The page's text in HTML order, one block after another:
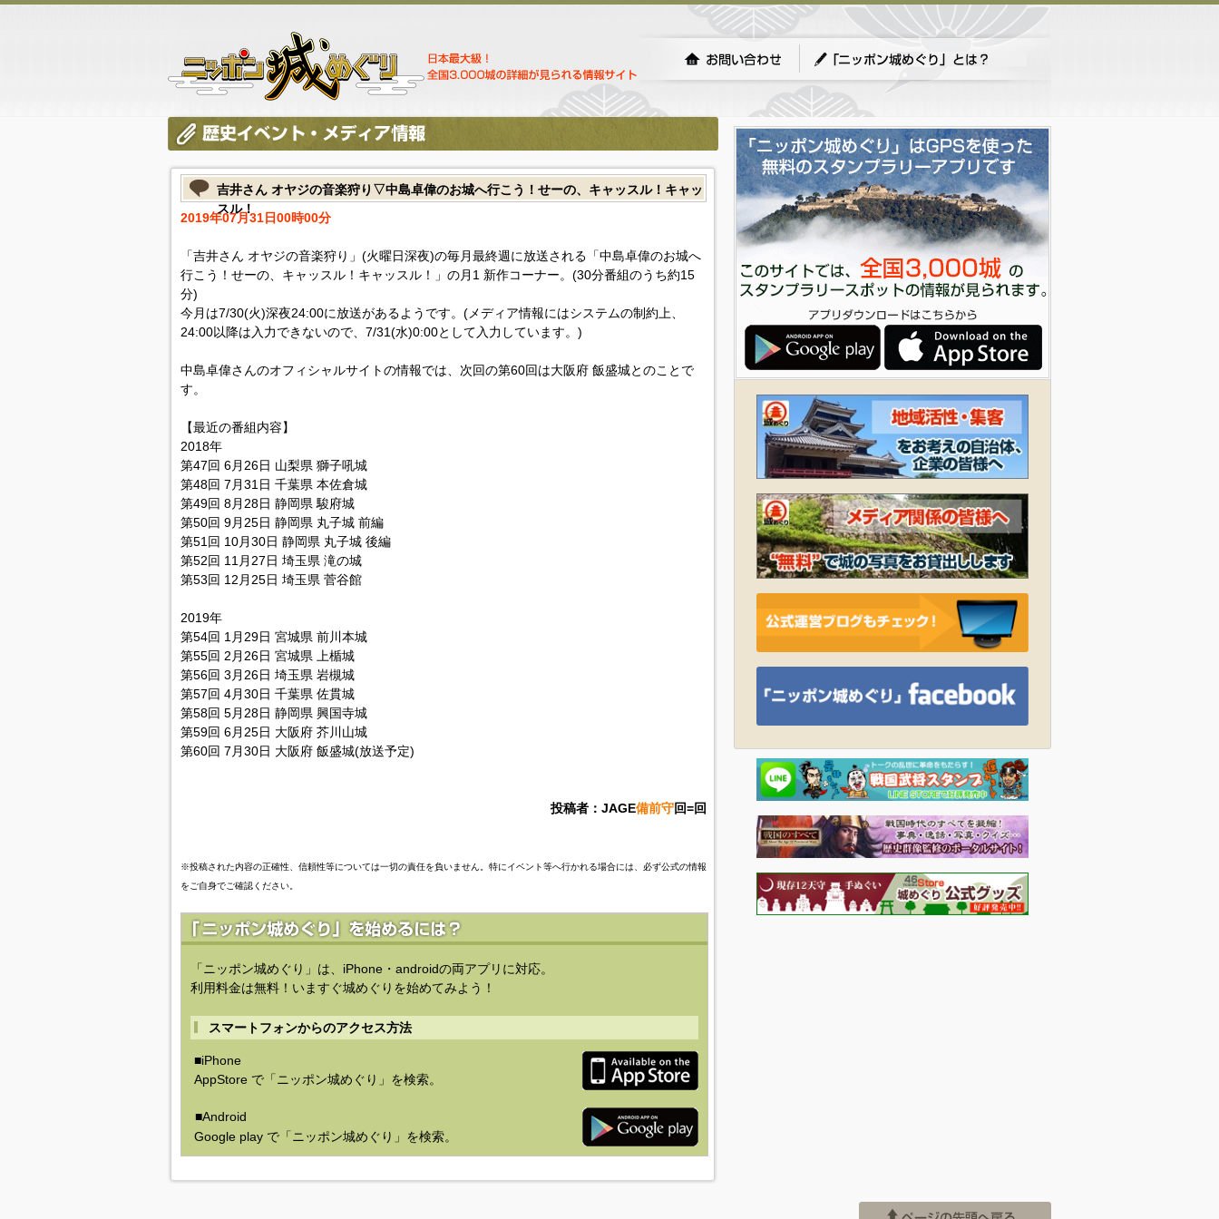
吉井さん オヤジの音楽狩り▽中島卓偉のお城へ行こう！せーの、キャッスル！キャッ
スル！
2019年07月31日00時00分
「吉井さん オヤジの音楽狩り」(火曜日深夜)の毎月最終週に放送される「中島卓偉のお城へ
行こう！せーの、キャッスル！キャッスル！」の月1 新作コーナー。(30分番組のうち約15
分)
今月は7/30(火)深夜24:00に放送があるようです。(メディア情報にはシステムの制約上、
24:00以降は入力できないので、7/31(水)0:00として入力しています。)
中島卓偉さんのオフィシャルサイトの情報では、次回の第60回は大阪府 飯盛城とのことで
す。
【最近の番組内容】
2018年
第47回 6月26日 山梨県 獅子吼城
第48回 7月31日 千葉県 本佐倉城
第49回 8月28日 静岡県 駿府城
第50回 9月25日 静岡県 丸子城 前編
第51回 10月30日 静岡県 丸子城 後編
第52回 11月27日 埼玉県 滝の城
第53回 12月25日 埼玉県 菅谷館
2019年
第54回 1月29日 宮城県 前川本城
第55回 2月26日 宮城県 上楯城
第56回 3月26日 埼玉県 岩槻城
第57回 4月30日 千葉県 佐貫城
第58回 5月28日 静岡県 興国寺城
第59回 6月25日 大阪府 芥川山城
第60回 7月30日 大阪府 飯盛城(放送予定)
投稿者：JAGE備前守回=回
※投稿された内容の正確性、信頼性等については一切の責任を負いません。特にイベント等へ行かれる場合には、必ず公式の情報
をご自身でご確認ください。
「ニッポン城めぐり」は、iPhone・androidの両アプリに対応。
利用料金は無料！いますぐ城めぐりを始めてみよう！
スマートフォンからのアクセス方法
■iPhone
AppStore で「ニッポン城めぐり」を検索。
■Android
Google play で「ニッポン城めぐり」を検索。